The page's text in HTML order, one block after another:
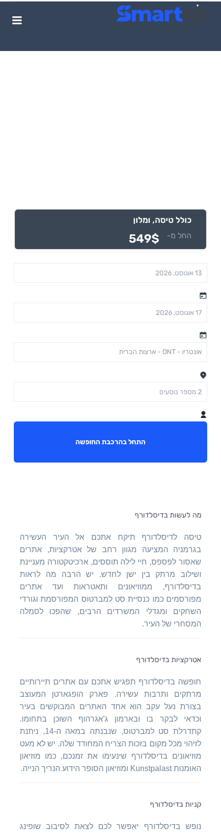
כולל טיסה, ומלון
החל מ- 549$
התחל בהרכבת החופשה
מה לעשות בדיסלדורף
טיסה לדיסלדורף תיקח אתכם אל העיר העשירה
בגרמניה המציעה מגוון רחב של אטרקציות, אתרים
שאסור לפספס, חיי לילה תוססים, ארכיטקטורה מעניינת
ושילוב מרתק בין ישן לחדש. יש הרבה מה לראות
בדיסלדורף, ממוזיאונים ותאטראות ועד אתרים
מפורסמים כמו כנסיית סט למברטוס המפורסמת וגורדי
השחקים ומגדלי המשרדים הרבים, שהפכו לסמלה
המסחרי של העיר.
אטרקציות בדיסלדורף
חופשה בדיסלדורף תפגיש אתכם עם אתרים תיירותיים
מרתקים ותרבות עשירה. פארק הופגארטן המעוצב
בצורת נעל עקב הוא אחד האתרים המבוקשים בעיר
וכדאי לבקר בו ובארמון ג'אגרהוף השוכן בתחומו.
קתדרלת סט למברטוס, שנבנתה במאה ה-14, ניתנת
לזיהוי מכל מקום בזכות הצריח המחודד שלה. יש לא מעט
מוזיאונים בדיסלדורף שינעימו את זמנכם, כמו מוזיאון
האומנות Kunstpalast ומוזיאון הסופר הידוע הנריך הנייה.
קניות בדיסלדורף
נופש בדיסלדורף יאפשר לכם לצאת לסיבוב שופינג